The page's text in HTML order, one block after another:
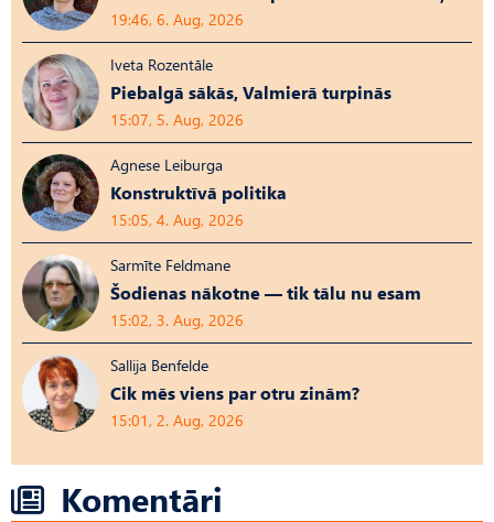
19:46, 6. Aug, 2026
Iveta Rozentāle
Piebalgā sākās, Valmierā turpinās
15:07, 5. Aug, 2026
Agnese Leiburga
Konstruktīvā politika
15:05, 4. Aug, 2026
Sarmīte Feldmane
Šodienas nākotne — tik tālu nu esam
15:02, 3. Aug, 2026
Sallija Benfelde
Cik mēs viens par otru zinām?
15:01, 2. Aug, 2026
Komentāri